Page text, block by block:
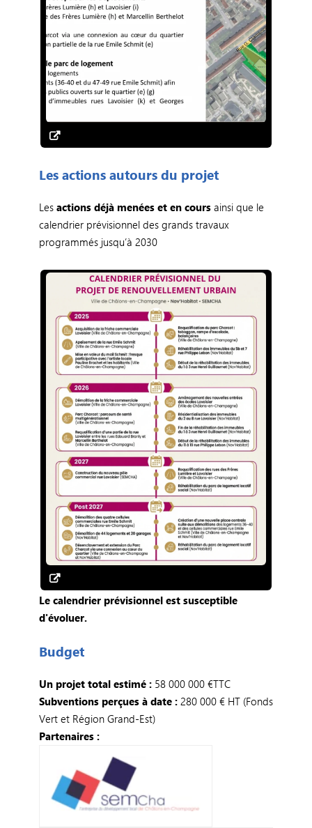
Les actions autours du projet
Les actions déjà menées et en coursainsi que le
calendrier prévisionnel des grands travaux
programmés jusqu’à 2030
Le calendrier prévisionnel est susceptible
d'évoluer.
Budget
Un projet total estimé :58 000 000 €TTC
Subventions perçues à date : 280 000 € HT (Fonds
Vert et Région Grand-Est)
Partenaires :